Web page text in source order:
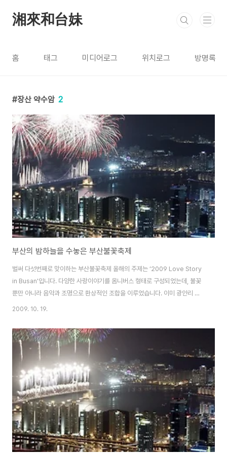
湘來和台妹
홈 태그 미디어로그 위치로그 방명록
장산 약수암 2
부산의 밤하늘을 수놓은 부산불꽃축제
벌써 다섯번째로 맞이하는 부산불꽃축제 올해의 주제는 ‘2009 Love Story
in Busan'입니다. 다양한 사랑이야기를 옴니버스 형태로 구성되었는데, 불꽃
뿐만 아니라 음악과 조명으로 환상적인 조합을 이루었습니다. 이미 광안리 일
대는 100만명이 넘는(각종 매체에서 그러더군요..^^) 인파로 불꽃축제의 열기
이미 익히 알려져있더군요. 그 중에 해운대에 위치한 장산 약수암을 선택했습
니다. 켈빈온도를 다시 조정하여 찍었습니다. 이렇게 가을밤 부산의 바다를 불
꽃으로 환하게 비추었습니다. 아직 불꽃사진에 대한 경험이 부족해서 찍었던
많은 사진들이 실패로 남았습니다. 그러다보니 생각보다 사진이 적어 고르기가
참 힘드네요 2005년 ..
2009. 10. 19.